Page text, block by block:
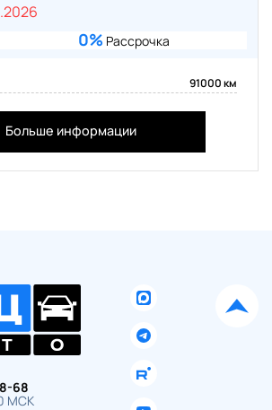
0% Рассрочка
91000 км
Больше информации
68
МСК